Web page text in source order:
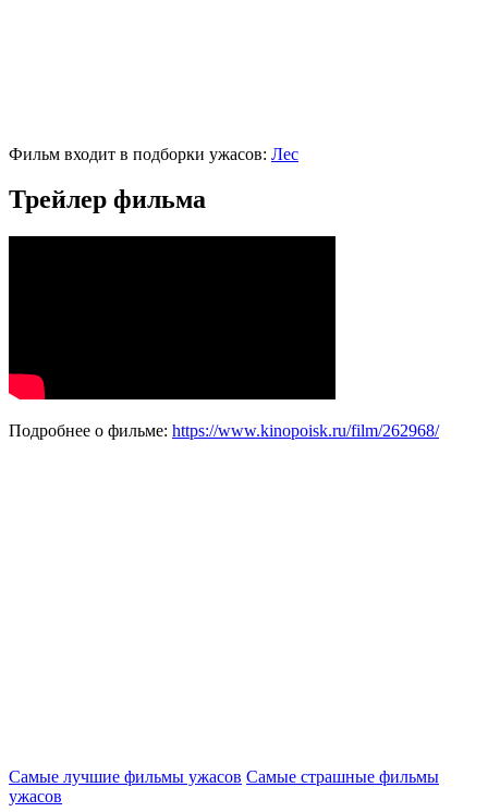
Фильм входит в подборки ужасов: Лес
Трейлер фильма
Подробнее о фильме: https://www.kinopoisk.ru/film/262968/
Самые лучшие фильмы ужасов Самые страшные фильмы
ужасов